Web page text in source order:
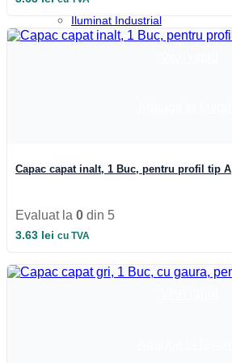
Iluminat Industrial
Iluminat Industrial
Iluminat Industrial LED
Capac capat inalt, 1 Buc, pentru profil tip A
Evaluat la 0 din 5
3.63 lei cu TVA